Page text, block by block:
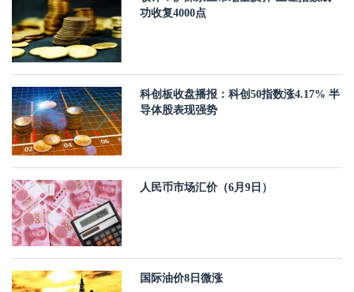
功收复4000点
科创板收盘播报：科创50指数涨4.17% 半
导体股表现强势
人民币市场汇价（6月9日）
国际油价8日微涨